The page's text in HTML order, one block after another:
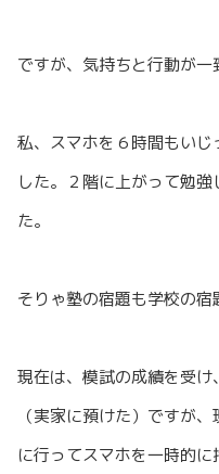
ですが、気持ちと行動が一
私、スマホを６時間もい
した。２階に上がって勉
た。
そりゃ塾の宿題も学校の宿
現在は、模試の成績を受け
（実家に預けた）ですが
に行ってスマホを一時的